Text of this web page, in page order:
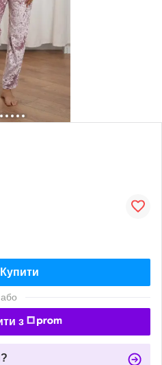
Купити
або
з